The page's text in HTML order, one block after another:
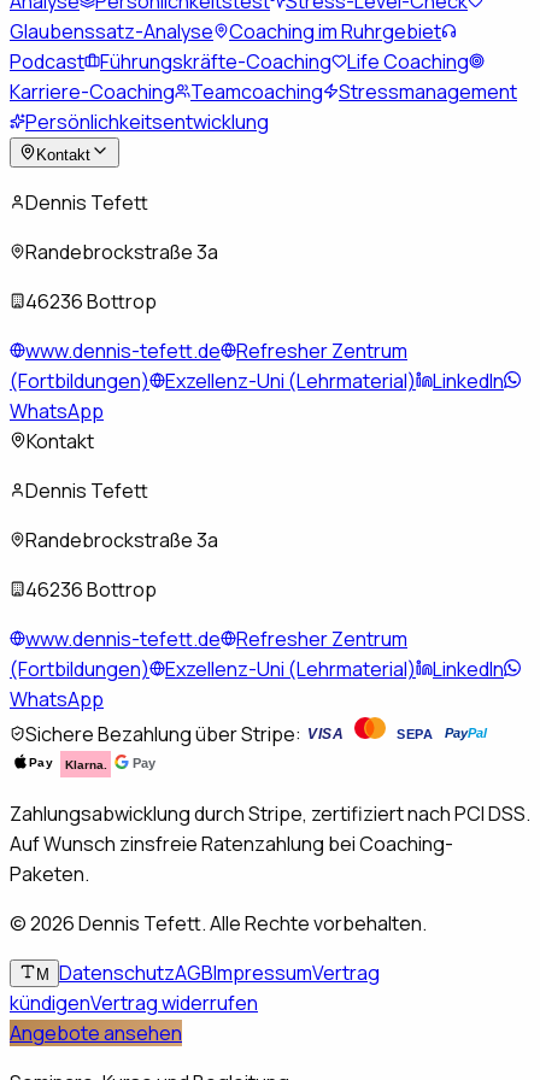
Glaubenssatz-Analyse
Coaching im Ruhrgebiet
Podcast Führungskräfte-Coaching
Life Coaching
Karriere-Coaching
Teamcoaching
Stressmanagement
Persönlichkeitsentwicklung
Kontakt
Dennis Tefett
Randebrockstraße 3a
46236 Bottrop
www.dennis-tefett.de
Refresher Zentrum
(Fortbildungen)
Exzellenz-Uni (Lehrmaterial)
LinkedIn
WhatsApp
Kontakt
Dennis Tefett
Randebrockstraße 3a
46236 Bottrop
www.dennis-tefett.de
Refresher Zentrum
(Fortbildungen)
Exzellenz-Uni (Lehrmaterial)
LinkedIn
WhatsApp
Sichere Bezahlung über Stripe: VISA SEPA PayPal
Pay Klarna. Pay
Zahlungsabwicklung durch Stripe, zertifiziert nach PCI DSS.
Auf Wunsch zinsfreie Ratenzahlung bei Coaching-
Paketen.
©2026Dennis Tefett. Alle Rechte vorbehalten.
M DatenschutzAGBImpressumVertrag
kündigenVertrag widerrufen
Angebote ansehen